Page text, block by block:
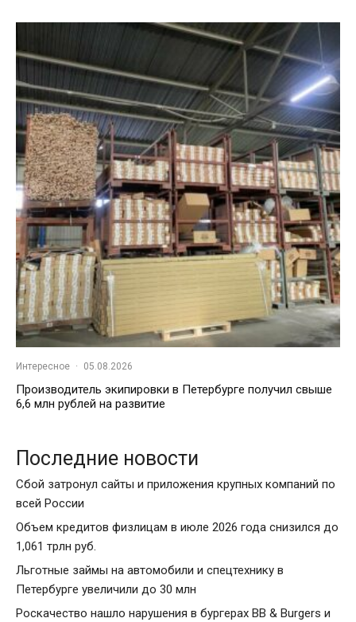
Интересное · 05.08.2026
Производитель экипировки в Петербурге получил свыше
6,6 млн рублей на развитие
Последние новости
Сбой затронул сайты и приложения крупных компаний по
всей России
Объем кредитов физлицам в июле 2026 года снизился до
1,061 трлн руб.
Льготные займы на автомобили и спецтехнику в
Петербурге увеличили до 30 млн
Роскачество нашло нарушения в бургерах BB & Burgers и